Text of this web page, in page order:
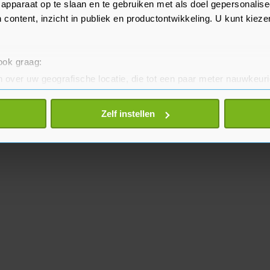
op te slaan en te gebruiken met als doel
content, inzicht in publiek en productontwikkeling. U kunt
graag:
over uw geografische locatie, die tot een paar meter
door het actief te scannen op specifieke eigenschappen
gegevens worden verwerkt en stel uw voorkeuren in het
of intrekken in de Cookieverklaring.
Zelf instellen